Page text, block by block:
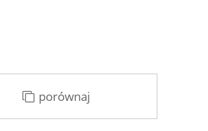
porównaj